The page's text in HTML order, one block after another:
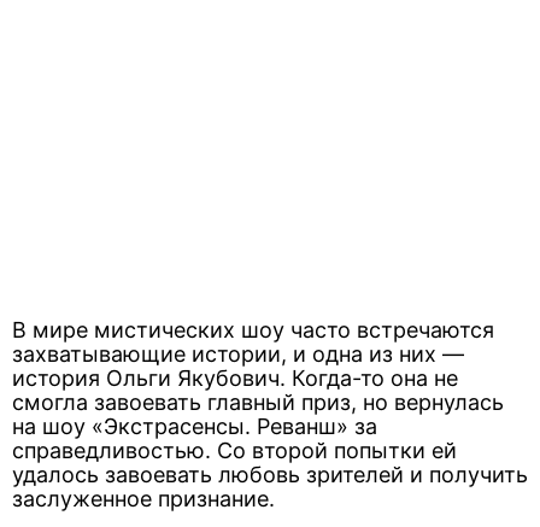
В мире мистических шоу часто встречаются
захватывающие истории, и одна из них —
история Ольги Якубович. Когда-то она не
смогла завоевать главный приз, но вернулась
на шоу «Экстрасенсы. Реванш» за
справедливостью. Со второй попытки ей
удалось завоевать любовь зрителей и получить
заслуженное признание.